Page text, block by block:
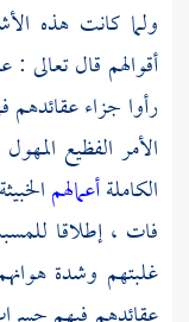
ولما كانت هذه
أقوالهم قال تعالى
رأوا جزاء
الأمر الفظيع المهول
الكاملةأعمالهم
فات ، إطلاقا
غلبتهم وشدة